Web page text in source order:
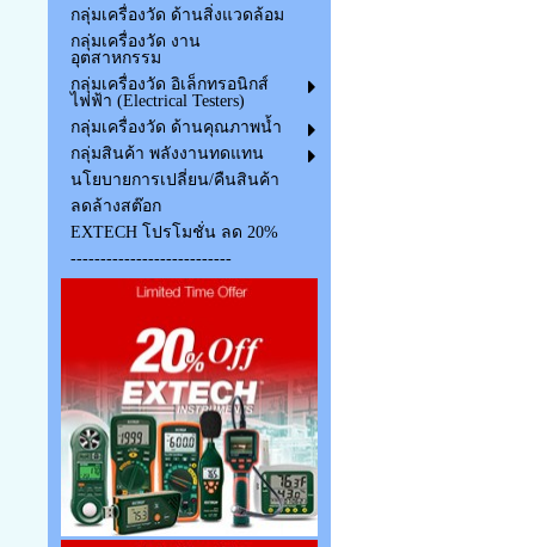
กลุ่มเครื่องวัด ด้านสิ่งแวดล้อม
กลุ่มเครื่องวัด งาน
อุตสาหกรรม
กลุ่มเครื่องวัด อิเล็กทรอนิกส์
ไฟฟ้า (Electrical Testers)
กลุ่มเครื่องวัด ด้านคุณภาพน้ำ
กลุ่มสินค้า พลังงานทดแทน
นโยบายการเปลี่ยน/คืนสินค้า
ลดล้างสต๊อก
EXTECH โปรโมชั่น ลด 20%
---------------------------